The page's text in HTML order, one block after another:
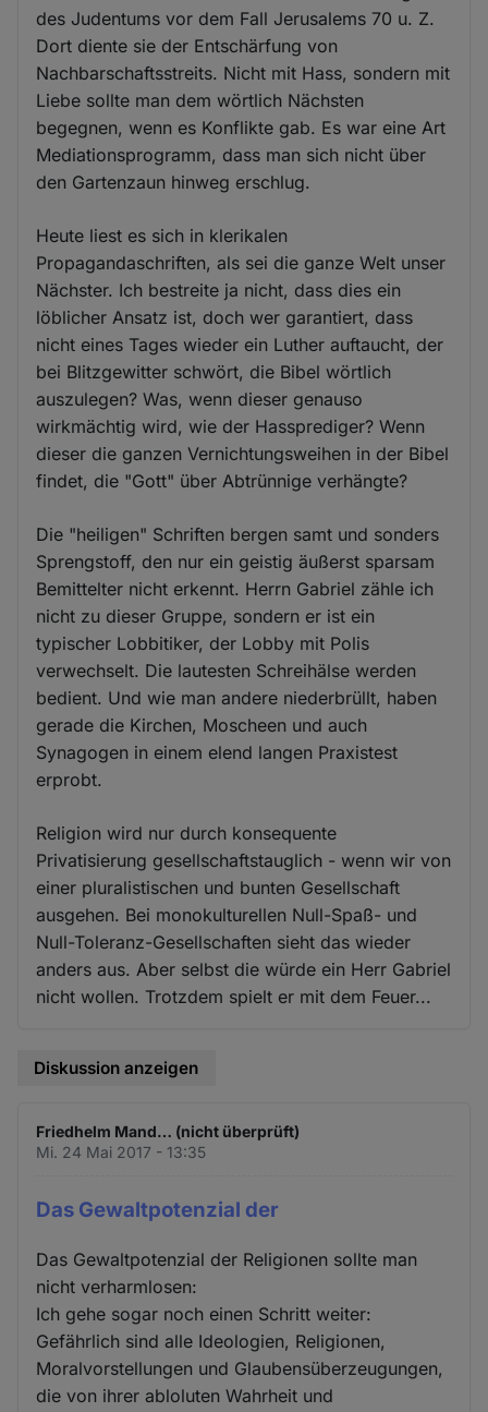
des Judentums vor dem Fall Jerusalems 70 u. Z.
Dort diente sie der Entschärfung von
Nachbarschaftsstreits. Nicht mit Hass, sondern mit
Liebe sollte man dem wörtlich Nächsten
begegnen, wenn es Konflikte gab. Es war eine Art
Mediationsprogramm, dass man sich nicht über
den Gartenzaun hinweg erschlug.
Heute liest es sich in klerikalen
Propagandaschriften, als sei die ganze Welt unser
Nächster. Ich bestreite ja nicht, dass dies ein
löblicher Ansatz ist, doch wer garantiert, dass
nicht eines Tages wieder ein Luther auftaucht, der
bei Blitzgewitter schwört, die Bibel wörtlich
auszulegen? Was, wenn dieser genauso
wirkmächtig wird, wie der Hassprediger? Wenn
dieser die ganzen Vernichtungsweihen in der Bibel
findet, die "Gott" über Abtrünnige verhängte?
Die "heiligen" Schriften bergen samt und sonders
Sprengstoff, den nur ein geistig äußerst sparsam
Bemittelter nicht erkennt. Herrn Gabriel zähle ich
nicht zu dieser Gruppe, sondern er ist ein
typischer Lobbitiker, der Lobby mit Polis
verwechselt. Die lautesten Schreihälse werden
bedient. Und wie man andere niederbrüllt, haben
gerade die Kirchen, Moscheen und auch
Synagogen in einem elend langen Praxistest
erprobt.
Religion wird nur durch konsequente
Privatisierung gesellschaftstauglich - wenn wir von
einer pluralistischen und bunten Gesellschaft
ausgehen. Bei monokulturellen Null-Spaß- und
Null-Toleranz-Gesellschaften sieht das wieder
anders aus. Aber selbst die würde ein Herr Gabriel
nicht wollen. Trotzdem spielt er mit dem Feuer...
Diskussion anzeigen
Friedhelm Mand… (nicht überprüft)
Mi. 24 Mai 2017 - 13:35
Das Gewaltpotenzial der
Das Gewaltpotenzial der Religionen sollte man
nicht verharmlosen:
Ich gehe sogar noch einen Schritt weiter:
Gefährlich sind alle Ideologien, Religionen,
Moralvorstellungen und Glaubensüberzeugungen,
die von ihrer abloluten Wahrheit und